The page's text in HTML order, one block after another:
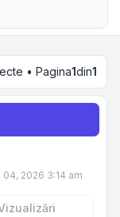
• Pagina1din1
04, 2026 3:14 am